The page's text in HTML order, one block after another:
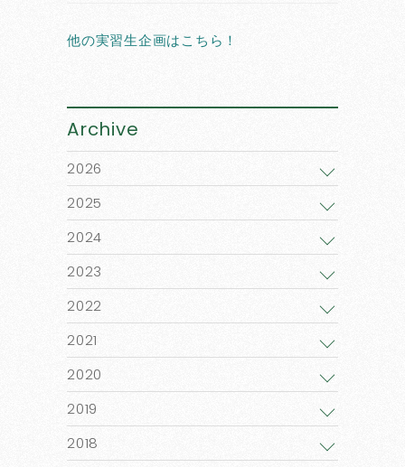
他の実習生企画はこちら！
Archive
2026
2025
2024
2023
2022
2021
2020
2019
2018